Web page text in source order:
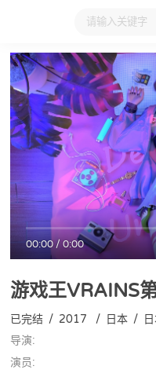
大家在看 日本动漫
00:00/0:00
游戏王VRAINS
已完结 / 2017 / 日本 /
导演:
演员: